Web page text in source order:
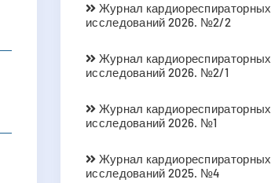
Журнал кардиореспираторных
исследований 2026. №2/2
Журнал кардиореспираторных
исследований 2026. №2/1
Журнал кардиореспираторных
исследований 2026. №1
Журнал кардиореспираторных
исследований 2025. №4